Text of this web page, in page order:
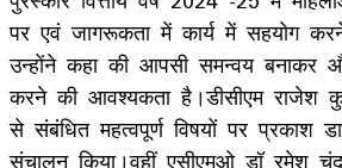
पर एवं जागरूकता में कार्य में सहयोग
उन्होंने कहा की आपसी समन्वय बनाकर
करने की आवश्यकता है।डीसीएम राजेश
से संबंधित महत्वपूर्ण विषयों पर प्रकाश